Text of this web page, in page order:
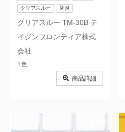
クリアスルー TM-30B テ
イジンフロンティア株式
会社
クリアスルー 防炎
1色
商品詳細